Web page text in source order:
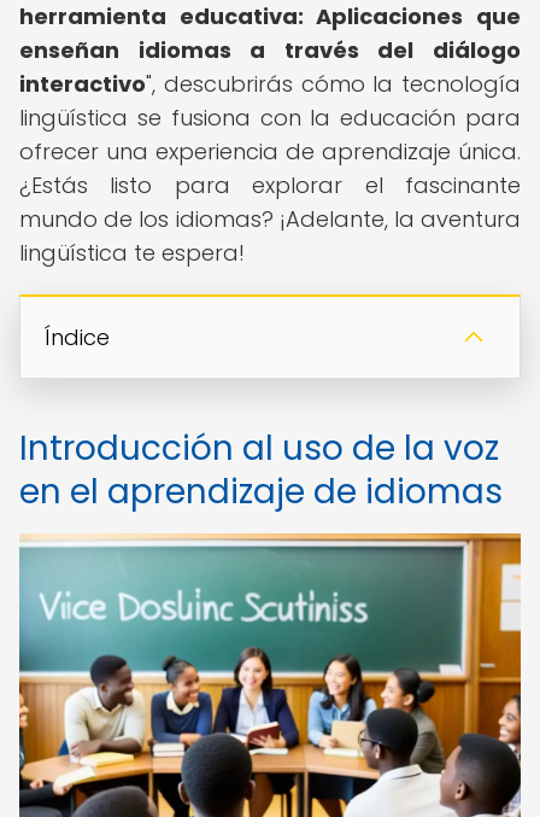
herramienta educativa: Aplicaciones que
enseñan idiomas a través del diálogo
interactivo", descubrirás cómo la tecnología
lingüística se fusiona con la educación para
ofrecer una experiencia de aprendizaje única.
¿Estás listo para explorar el fascinante
mundo de los idiomas? ¡Adelante, la aventura
lingüística te espera!
Índice
Introducción al uso de la voz
en el aprendizaje de idiomas